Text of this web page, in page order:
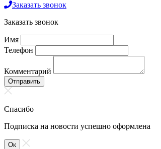
Заказать звонок
Заказать звонок
Имя
Телефон
Комментарий
Отправить
Спасибо
Подписка на новости успешно оформлена
Ок